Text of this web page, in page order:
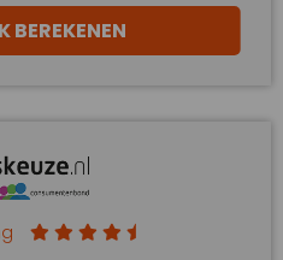
BEREKENEN